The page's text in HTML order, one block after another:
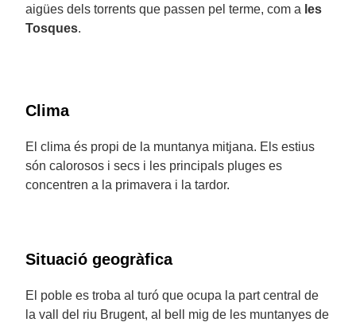
aigües dels torrents que passen pel terme, com a les
Tosques.
Clima
El clima és propi de la muntanya mitjana. Els estius
són calorosos i secs i les principals pluges es
concentren a la primavera i la tardor.
Situació geogràfica
El poble es troba al turó que ocupa la part central de
la vall del riu Brugent, al bell mig de les muntanyes de